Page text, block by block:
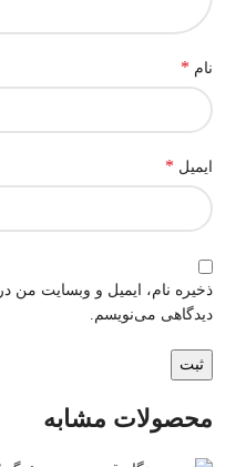
نام *
ایمیل *
ذخیره نام، ایمیل و وبسایت من
دیدگاهی می‌نویسم.
محصولات مشابه